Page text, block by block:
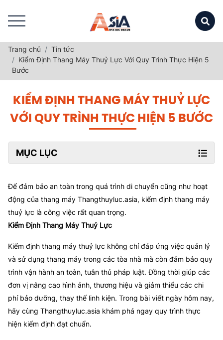
Trang chủ
Tin tức
Kiểm Định Thang Máy Thuỷ Lực Với Quy Trình Thực Hiện 5
Bước
KIỂM ĐỊNH THANG MÁY THUỶ LỰC
VỚI QUY TRÌNH THỰC HIỆN 5 BƯỚC
MỤC LỤC
Để đảm bảo an toàn trong quá trình di chuyển cũng như hoạt
động của thang máy Thangthuyluc.asia, kiểm định thang máy
thuỷ lực là công việc rất quan trọng.
Kiểm Định Thang Máy Thuỷ Lực
Kiểm định thang máy thuỷ lực không chỉ đáp ứng việc quản lý
và sử dụng thang máy trong các tòa nhà mà còn đảm bảo quy
trình vận hành an toàn, tuân thủ pháp luật. Đồng thời giúp các
đơn vị nâng cao hình ảnh, thương hiệu và giảm thiểu các chi
phí bảo dưỡng, thay thế linh kiện. Trong bài viết ngày hôm nay,
hãy cùng Thangthuyluc.asia khám phá ngay quy trình thực
hiện kiểm định đạt chuẩn.